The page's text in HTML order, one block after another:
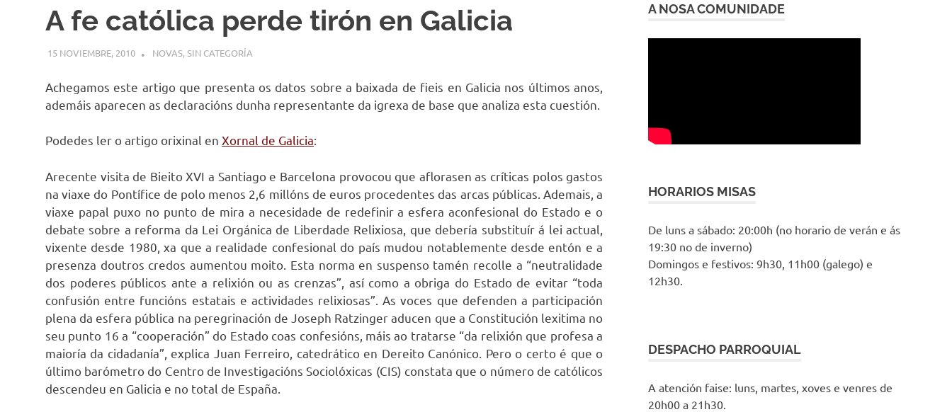
A fe católica perde tirón en Galicia
15 NOVIEMBRE, 2010 DESARROLLO
NOVAS,SIN CATEGORÍA
Achegamos este artigo que presenta os datos sobre a baixada de fieis en Galicia nos últimos anos,
ademáis aparecen as declaracións dunha representante da igrexa de base que analiza esta cuestión.
Podedes ler o artigo orixinal en Xornal de Galicia:
Arecente visita de Bieito XVI a Santiago e Barcelona provocou que aflorasen as críticas polos gastos
na viaxe do Pontífice de polo menos 2,6 millóns de euros procedentes das arcas públicas. Ademais, a
viaxe papal puxo no punto de mira a necesidade de redefinir a esfera aconfesional do Estado e o
debate sobre a reforma da Lei Orgánica de Liberdade Relixiosa, que debería substituír á lei actual,
vixente desde 1980, xa que a realidade confesional do país mudou notablemente desde entón e a
presenza doutros credos aumentou moito. Esta norma en suspenso tamén recolle a “neutralidade
dos poderes públicos ante a relixión ou as crenzas”, así como a obriga do Estado de evitar “toda
confusión entre funcións estatais e actividades relixiosas”. As voces que defenden a participación
plena da esfera pública na peregrinación de Joseph Ratzinger aducen que a Constitución lexitima no
seu punto 16 a “cooperación” do Estado coas confesións, máis ao tratarse “da relixión que profesa a
maioría da cidadanía”, explica Juan Ferreiro, catedrático en Dereito Canónico. Pero o certo é que o
último barómetro do Centro de Investigacións Sociolóxicas (CIS) constata que o número de católicos
descendeu en Galicia e no total de España.
A NOSA COMUNIDADE
HORARIOS MISAS
De luns a sábado: 20:00h (no horario de verán e ás
19:30 no de inverno)
Domingos e festivos: 9h30, 11h00 (galego) e
12h30.
DESPACHO PARROQUIAL
A atención faise: luns, martes, xoves e venres de
20h00 a 21h30.